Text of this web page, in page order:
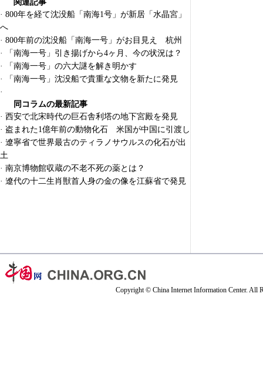
関連記事
· 800年を経て沈没船「南海1号」が新居「水晶宮」
へ
· 800年前の沈没船「南海一号」がお目見え 杭州
·
「南海一号」引き揚げから4ヶ月、今の状況は？
·
「南海一号」の六大謎を解き明かす
·
「南海一号」沈没船で貴重な文物を新たに発見
·
同コラムの最新記事
· 西安で北宋時代の巨石舎利塔の地下宮殿を発見
· 盗まれた1億年前の動物化石 米国が中国に引渡し
· 遼寧省で世界最古のティラノサウルスの化石が出
土
· 南京博物館収蔵の不老不死の薬とは？
· 遼代の十二生肖獣首人身の金の像を江蘇省で発見